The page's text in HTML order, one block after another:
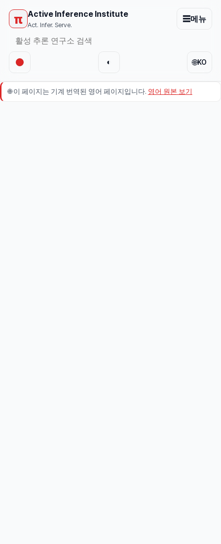
π Active Inference Institute
Act. Infer. Serve.
☰메뉴
🌐KO
◐
🌐이 페이지는 기계 번역된 영어 페이지입니다. 영어 원본 보기